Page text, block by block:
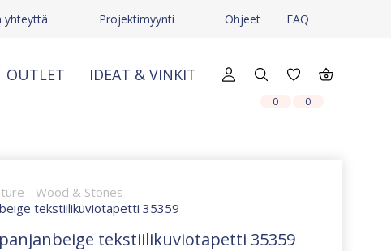
yhteyttä Projektimyynti Ohjeet FAQ
OUTLET IDEAT & VINKIT
0 0
- Wood & Stones
tekstiilikuviotapetti 35359
tekstiilikuviotapetti 35359